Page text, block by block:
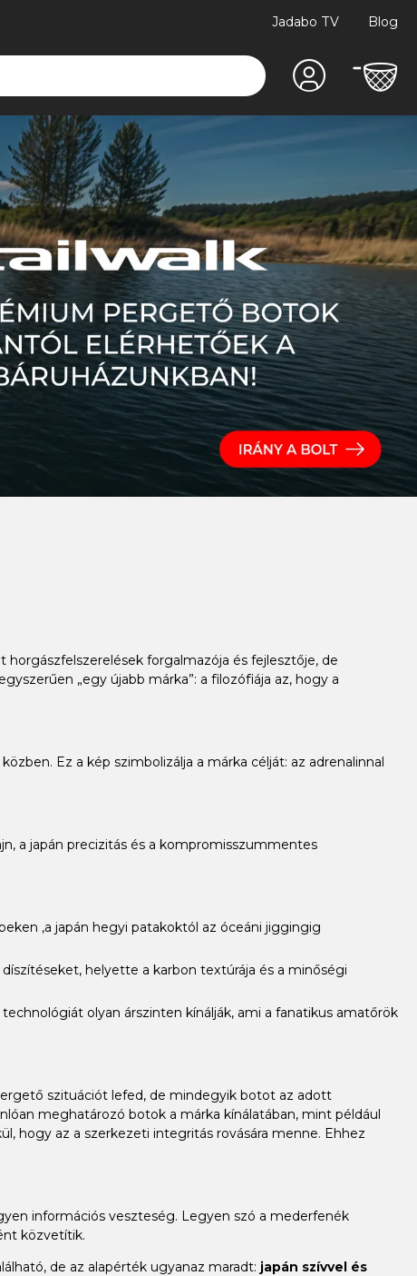
Jadabo TV Blog
forgalmazója és fejlesztője, de
„egy újabb márka”: a filozófiája az, hogy a
Ez a kép szimbolizálja a márka célját: az adrenalinnal
a japán precizitás és a kompromisszummentes
,a japán hegyi patakoktól az óceáni jiggingig
helyette a karbon textúrája és a minőségi
olyan árszinten kínálják, ami a fanatikus amatőrök
szituációt lefed, de mindegyik botot az adott
meghatározó botok a márka kínálatában, mint például
hogy az a szerkezeti integritás rovására menne. Ehhez
információs veszteség. Legyen szó a mederfenék
közvetítik.
de az alapérték ugyanaz maradt: japán szívvel és